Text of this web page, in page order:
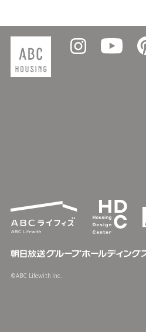
©ABC Lifewith Inc.